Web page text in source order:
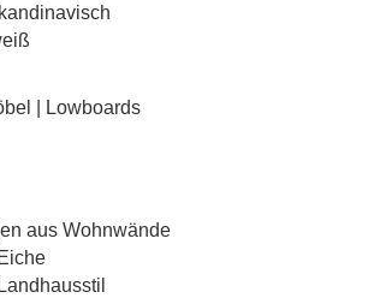
| Lowboards
aus Wohnwände